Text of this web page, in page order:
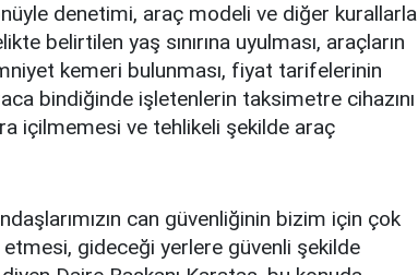
denetimi, araç modeli ve diğer kurallarla
belirtilen yaş sınırına uyulması, araçların
kemeri bulunması, fiyat tarifelerinin
bindiğinde işletenlerin taksimetre cihazını
içilmemesi ve tehlikeli şekilde araç
can güvenliğinin bizim için çok
gideceği yerlere güvenli şekilde